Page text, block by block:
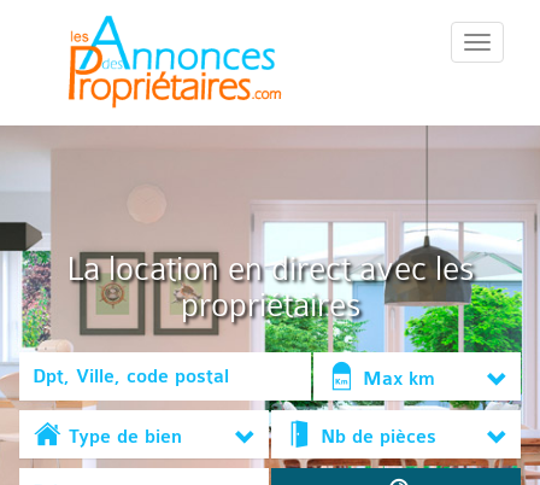
::Menu::
La location en direct avec les
propriétaires
Max km
Type de bien Nb de pièces